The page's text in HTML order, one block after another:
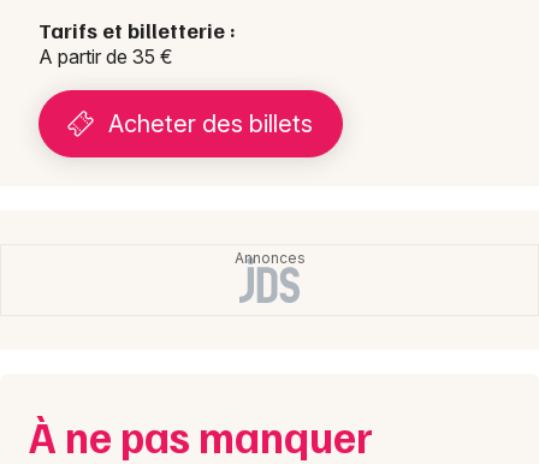
Tarifs et billetterie :
A partir de 35 €
Acheter des billets
À ne pas manquer